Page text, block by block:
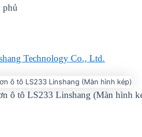
phủ
Technology Co., Ltd.
ô tô LS233 Linshang (Màn hình